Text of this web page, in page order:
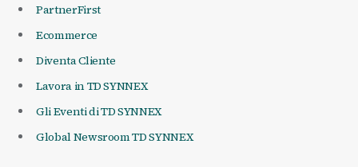
PartnerFirst
Ecommerce
Diventa Cliente
Lavora in TD SYNNEX
Gli Eventi di TD SYNNEX
Global Newsroom TD SYNNEX